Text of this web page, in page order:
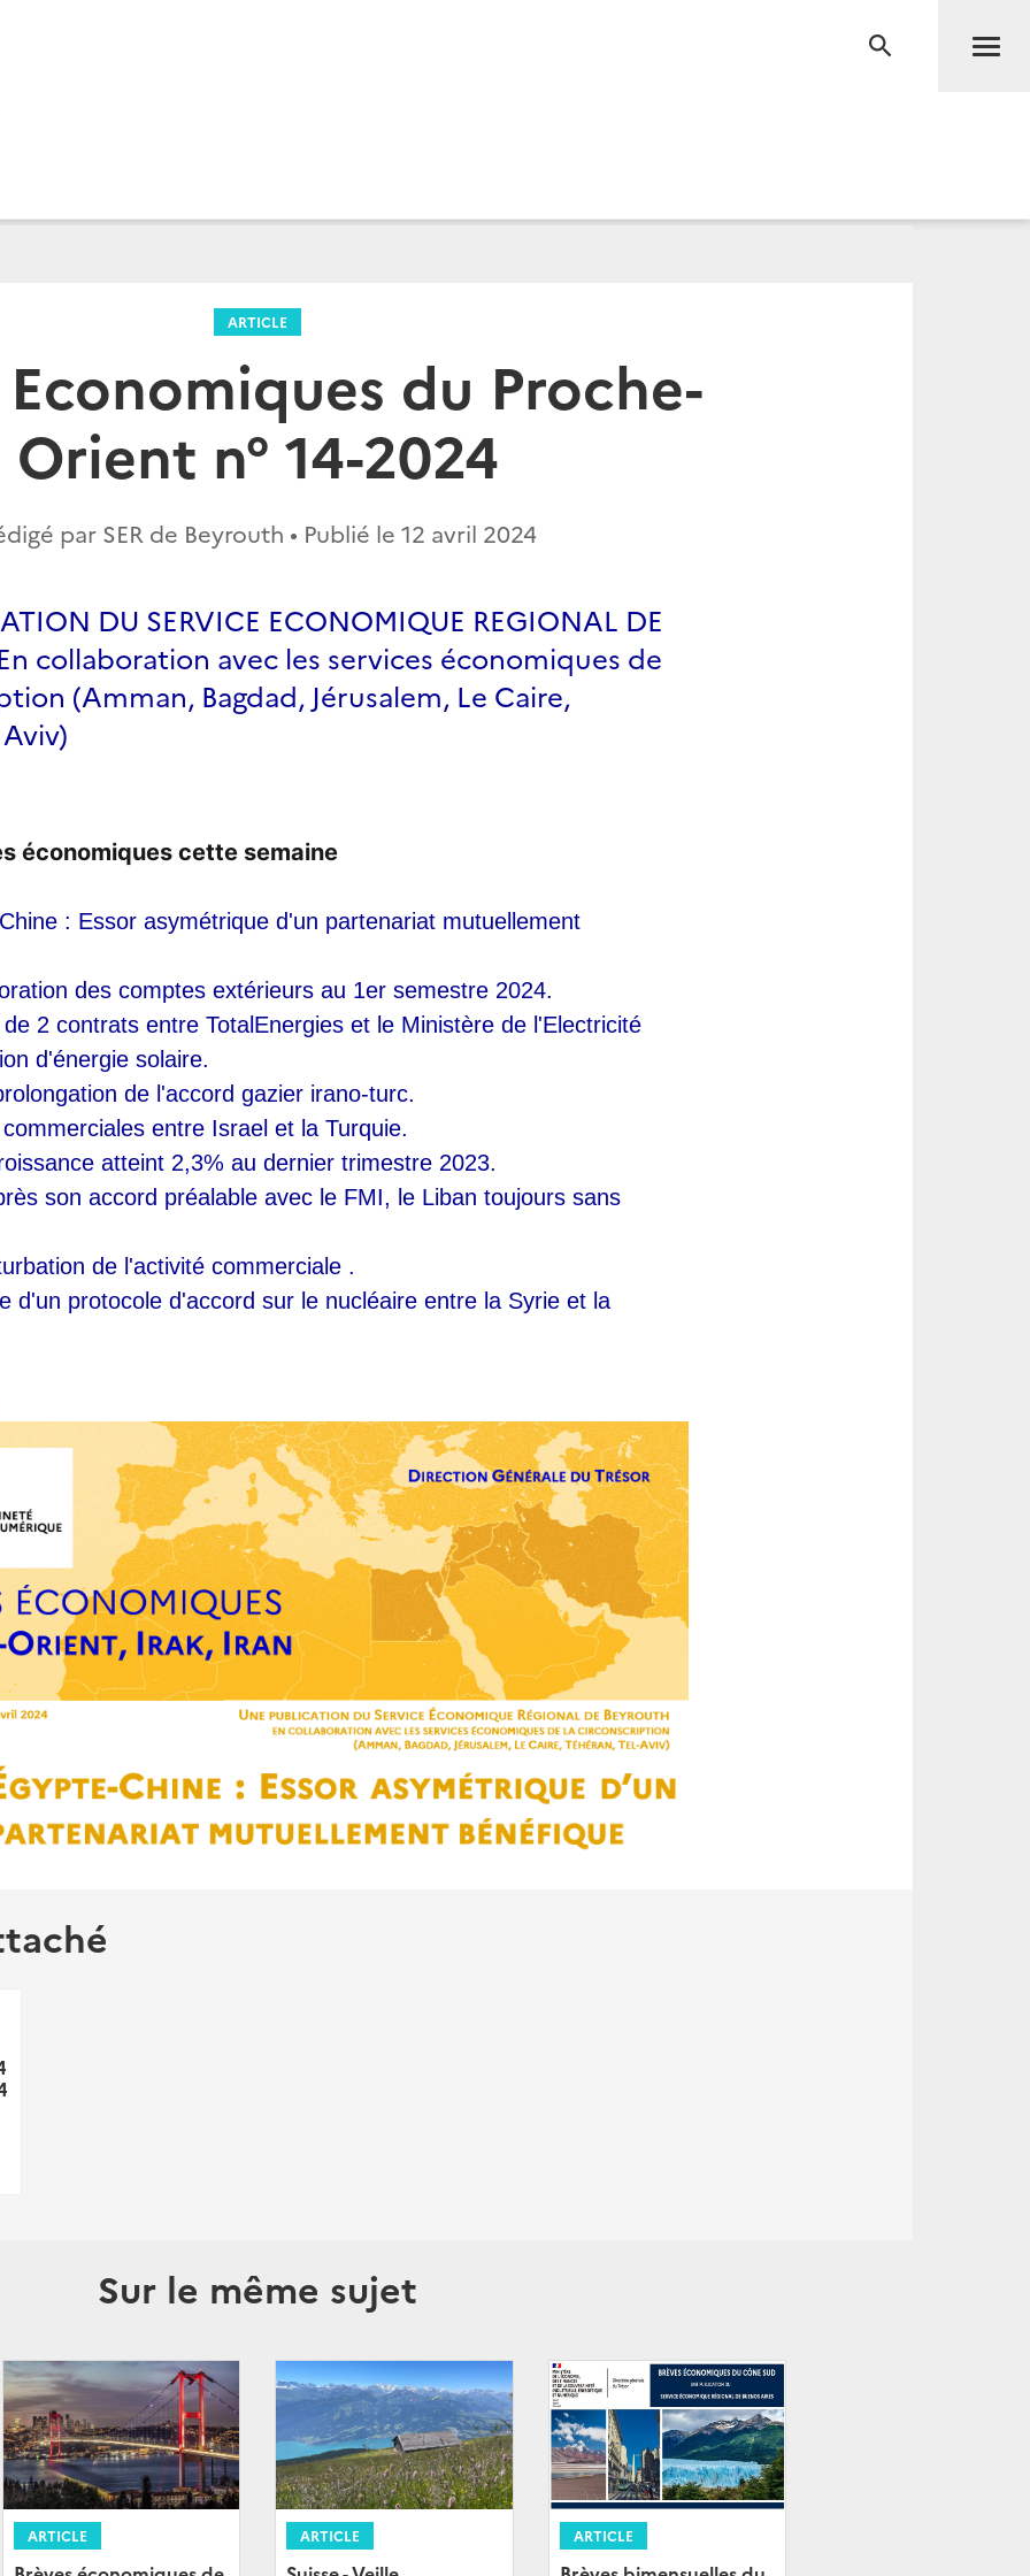
RECHERCHE
ARTICLE
Economiques du Proche-
Orient n° 14-2024
par SER de Beyrouth • Publié le 12 avril 2024
DU SERVICE ECONOMIQUE REGIONAL DE
collaboration avec les services économiques de
(Amman, Bagdad, Jérusalem, Le Caire,
économiques cette semaine
: Essor asymétrique d'un partenariat mutuellement
des comptes extérieurs au 1er semestre 2024.
2 contrats entre TotalEnergies et le Ministère de l'Electricité
d'énergie solaire.
de l'accord gazier irano-turc.
entre Israel et la Turquie.
atteint 2,3% au dernier trimestre 2023.
son accord préalable avec le FMI, le Liban toujours sans
de l'activité commerciale .
d'un protocole d'accord sur le nucléaire entre la Syrie et la
Sur le même sujet
ARTICLE ARTICLE ARTICLE